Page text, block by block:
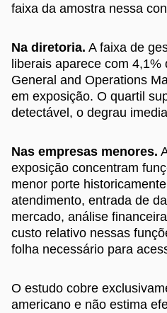
faixa da amostra nessa
Na diretoria. A faixa de
liberais aparece com
General and Operations
em exposição. O quartil
detectável, o degrau
Nas empresas menores.
exposição concentram
menor porte
atendimento, entrada de
mercado, análise
custo relativo nessas
folha necessário para
O estudo cobre
americano e não estima